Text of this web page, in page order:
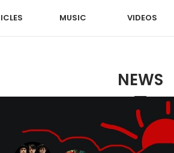
MUSIC VIDEOS
NEWS